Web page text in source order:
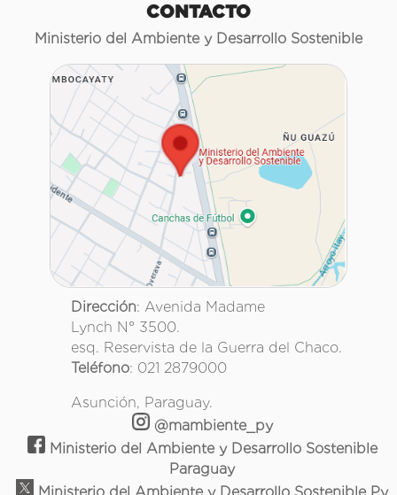
CONTACTO
Ministerio del Ambiente y Desarrollo Sostenible
Dirección: Avenida Madame
Lynch N° 3500.
esq. Reservista de la Guerra del Chaco.
Teléfono: 021 2879000
Asunción, Paraguay.
@mambiente_py
Ministerio del Ambiente y Desarrollo Sostenible
Paraguay